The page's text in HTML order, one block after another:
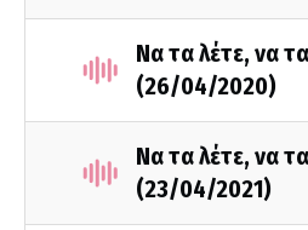
Να τα λέτε, να
(26/04/2020)
Να τα λέτε, να
(23/04/2021)